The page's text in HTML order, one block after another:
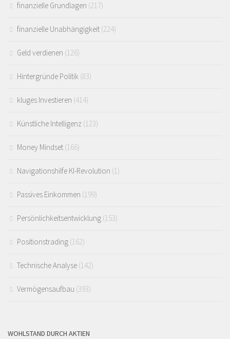
finanzielle Grundlagen (217)
finanzielle Unabhängigkeit (224)
Geld verdienen (126)
Hintergründe Politik (83)
kluges Investieren (414)
Künstliche Intelligenz (123)
Money Mindset (166)
Navigationshilfe KI-Revolution (1)
Passives Einkommen (199)
Persönlichkeitsentwicklung (153)
Positionstrading (162)
Technische Analyse (142)
Vermögensaufbau (393)
WOHLSTAND DURCH AKTIEN